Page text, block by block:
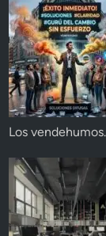
Los vendehumos.